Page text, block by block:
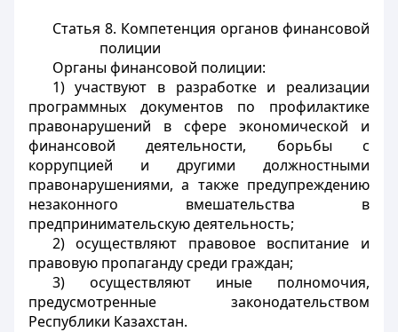
Статья 8. Компетенция органов финансовой
полиции
Органы финансовой полиции:
1) участвуют в разработке и реализации
программных документов по профилактике
правонарушений в сфере экономической и
финансовой деятельности, борьбы с
коррупцией и другими должностными
правонарушениями, а также предупреждению
незаконного вмешательства в
предпринимательскую деятельность;
2) осуществляют правовое воспитание и
правовую пропаганду среди граждан;
3) осуществляют иные полномочия,
предусмотренные законодательством
Республики Казахстан.